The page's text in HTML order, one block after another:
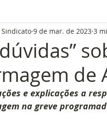
Bonito Santa Lúcia
Merendeiras Educação
Sede de Campo Academia
de
Sindicato 9 de mar. de 2023 3
e explicações a
na greve